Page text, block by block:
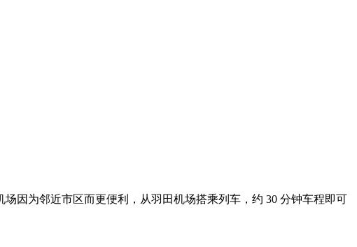
因为邻近市区而更便利，从羽田机场搭乘列车，约 30 分钟车程即可